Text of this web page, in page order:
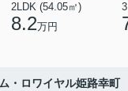
2LDK (54.05㎡)
8.2万円
・ロワイヤル姫路幸町